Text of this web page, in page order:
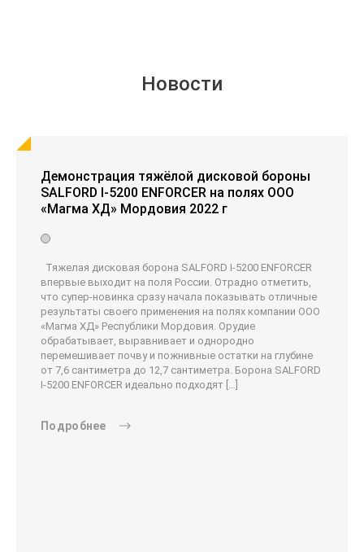
Новости
Демонстрация тяжёлой дисковой бороны
SALFORD I-5200 ENFORCER на полях ООО
«Магма ХД» Мордовия 2022 г
Тяжелая дисковая борона SALFORD I-5200 ENFORCER
впервые выходит на поля России. Отрадно отметить,
что супер-новинка сразу начала показывать отличные
результаты своего применения на полях компании ООО
«Магма ХД» Республики Мордовия. Орудие
обрабатывает, выравнивает и однородно
перемешивает почву и пожнивные остатки на глубине
от 7,6 сантиметра до 12,7 сантиметра. Борона SALFORD
I-5200 ENFORCER идеально подходят […]
Подробнее